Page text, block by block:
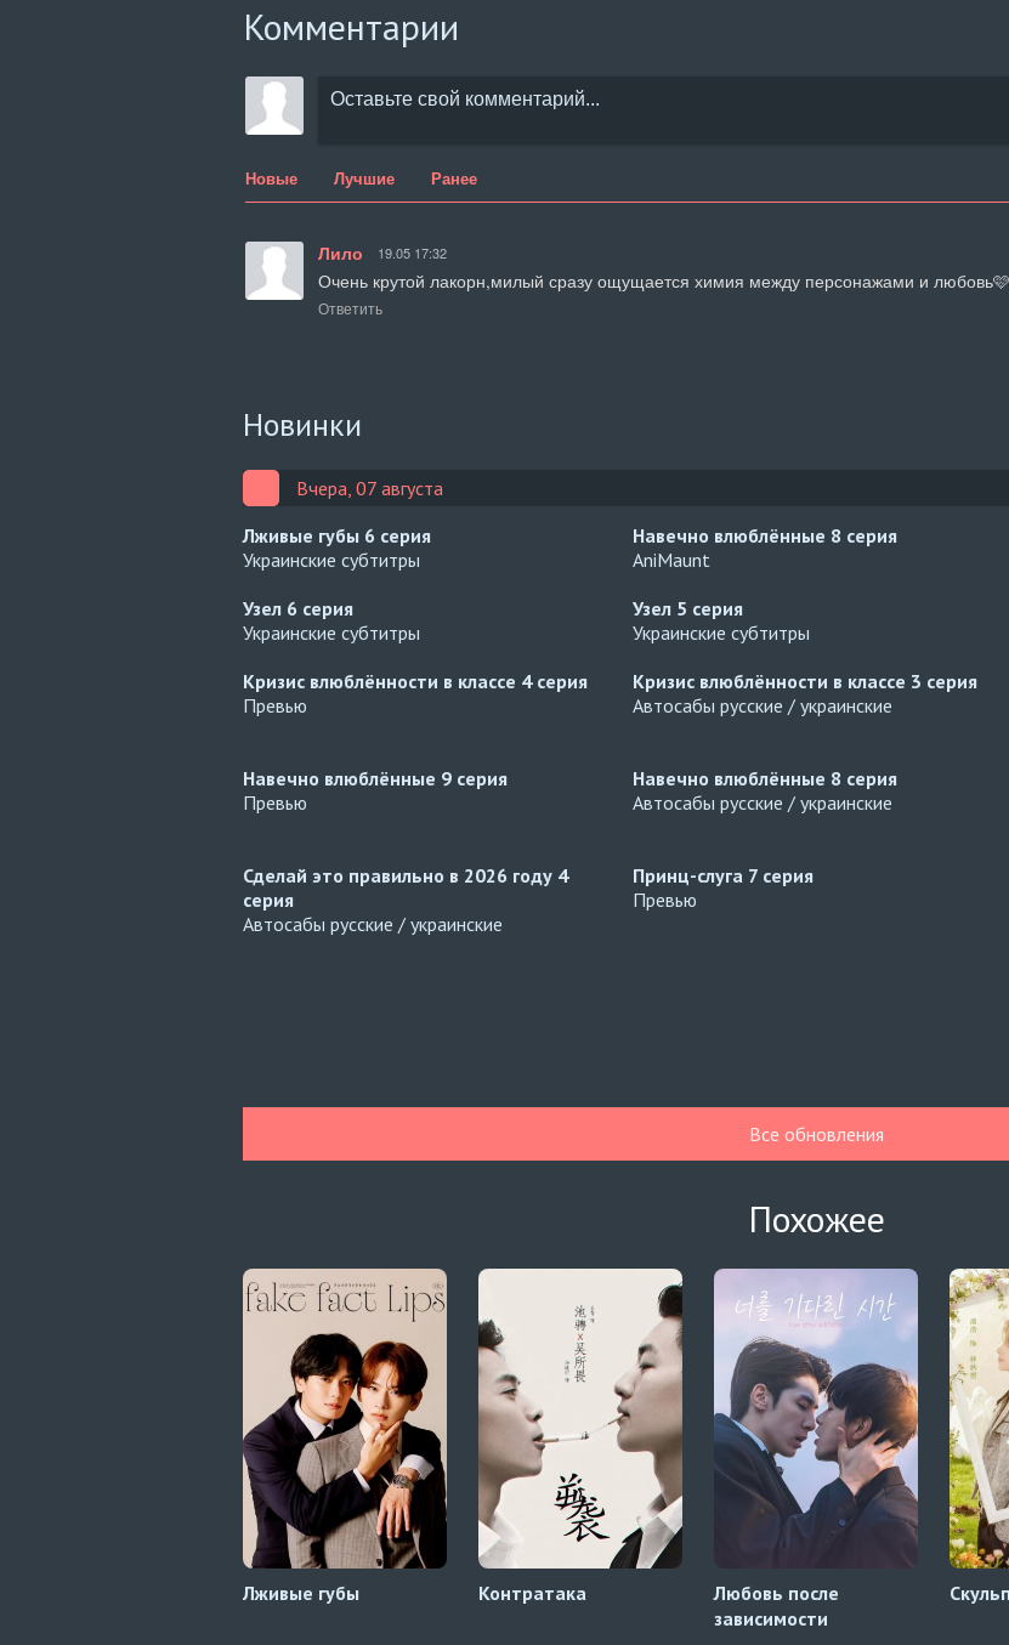
Комментарии
Новые Лучшие Ранее
Лило 19.05 17:32
Очень крутой лакорн,милый сразу ощущается химия между персонажами и любовь🩷
Ответить
Новинки
Вчера, 07 августа
Лживые губы 6 серия
Украинские субтитры
Навечно влюблённые 8 серия
AniMaunt
Узел 6 серия
Украинские субтитры
Узел 5 серия
Украинские субтитры
Кризис влюблённости в классе 4 серия
Превью
Кризис влюблённости в классе 3 серия
Автосабы русские / украинские
Навечно влюблённые 9 серия
Превью
Навечно влюблённые 8 серия
Автосабы русские / украинские
Сделай это правильно в 2026 году 4
серия
Автосабы русские / украинские
Принц-слуга 7 серия
Превью
Все обновления
Похожее
Лживые губы Контратака
Любовь после
зависимости